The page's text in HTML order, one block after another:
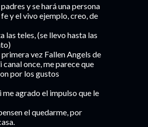
y se hará una persona
y el vivo ejemplo, creo, de
las teles, (se llevo hasta las
vez Fallen Angels de
once, me parece que
por los gustos
me agrado el impulso que le
el quedarme, por